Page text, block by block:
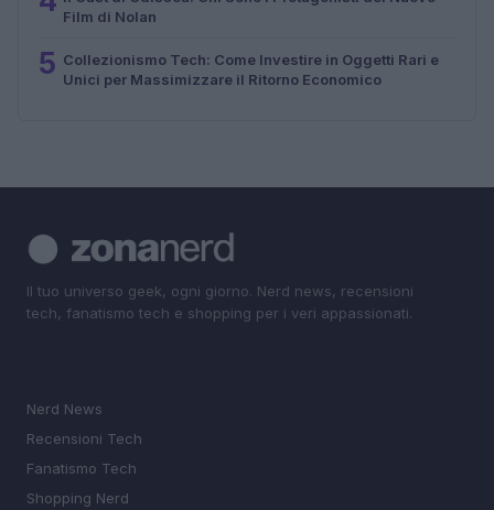
Film di Nolan
5 Collezionismo Tech: Come Investire in Oggetti Rari e
Unici per Massimizzare il Ritorno Economico
Il tuo universo geek, ogni giorno. Nerd news, recensioni
tech, fanatismo tech e shopping per i veri appassionati.
Nerd News
Recensioni Tech
Fanatismo Tech
Shopping Nerd